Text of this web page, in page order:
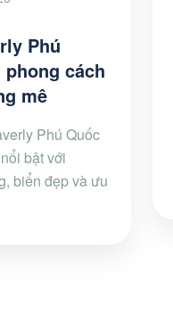
Phú
cách
mê
Phú Quốc
bật với
biển đẹp và ưu